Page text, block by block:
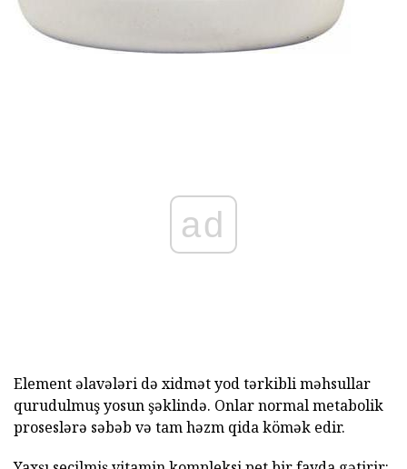
ad
Element əlavələri də xidmət yod tərkibli məhsullar
qurudulmuş yosun şəklində. Onlar normal metabolik
proseslərə səbəb və tam həzm qida kömək edir.